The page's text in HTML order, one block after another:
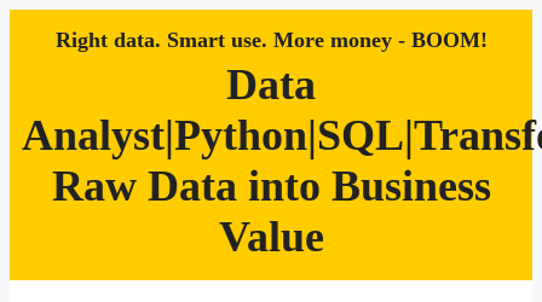
Right data. Smart use. More money - BOOM!
Data
Raw Data into Business
Value